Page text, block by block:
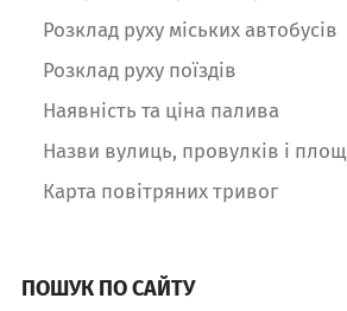
Розклад руху міських автобусів
Розклад руху поїздів
Наявність та ціна палива
Назви вулиць, провулків і площ
Карта повітряних тривог
ПОШУК ПО САЙТУ